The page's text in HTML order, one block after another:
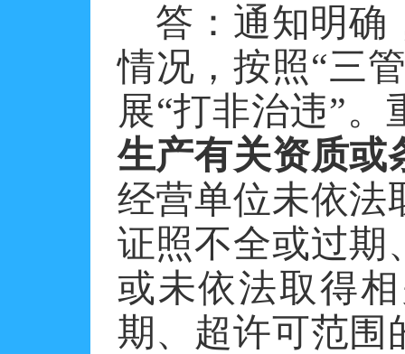
答：通知明确
情况，按照“三
展“打非治违”
生产有关资质或
经营单位未依法
证照不全或过期
或未依法取得
期、超许可范围